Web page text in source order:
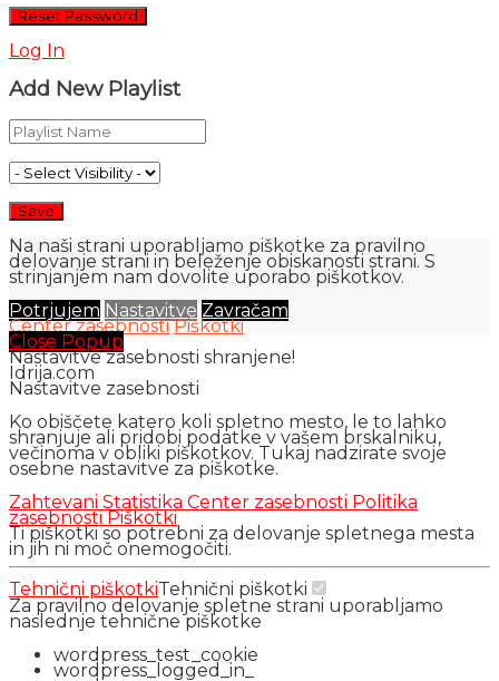
Log In
Add New Playlist
Na naši strani uporabljamo piškotke za pravilno
delovanje strani in beleženje obiskanosti strani. S
strinjanjem nam dovolite uporabo piškotkov.
Potrjujem Nastavitve Zavračam
Center zasebnosti Piškotki
Close Popup
Nastavitve zasebnosti shranjene!
Idrija.com
Nastavitve zasebnosti
Ko obiščete katero koli spletno mesto, le to lahko
shranjuje ali pridobi podatke v vašem brskalniku,
večinoma v obliki piškotkov. Tukaj nadzirate svoje
osebne nastavitve za piškotke.
Zahtevani Statistika Center zasebnosti Politika
zasebnostiPiškotki
Ti piškotki so potrebni za delovanje spletnega mesta
in jih ni moč onemogočiti.
Tehnični piškotkiTehnični piškotki
Za pravilno delovanje spletne strani uporabljamo
naslednje tehnične piškotke
wordpress_test_cookie
wordpress_logged_in_